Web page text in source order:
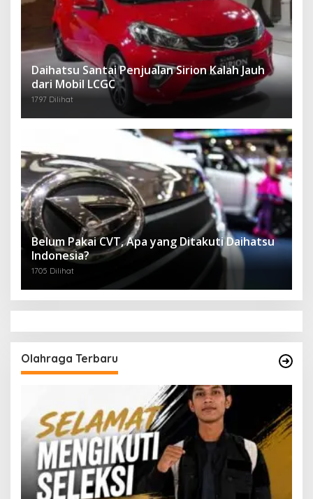
Daihatsu Santai Penjualan Sirion Kalah Jauh
dari Mobil LCGC
1797 Dilihat
Belum Pakai CVT, Apa yang Ditakuti Daihatsu
Indonesia?
1705 Dilihat
Olahraga Terbaru